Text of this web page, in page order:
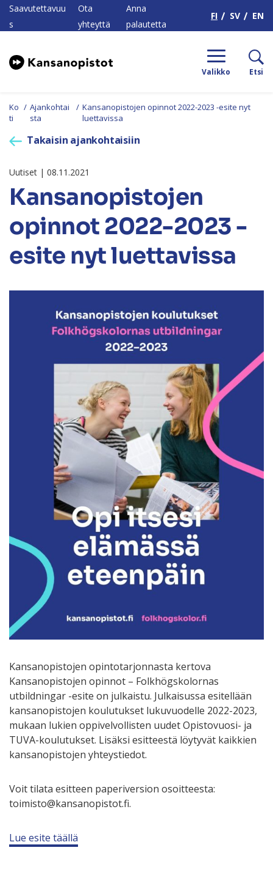
Saavutettavuu
s
Ota
yhteyttä
Anna
palautetta
FI SV EN
Valikko Etsi
Ko
ti
/ Ajankohtai
sta
/ Kansanopistojen opinnot 2022-2023 -esite nyt
luettavissa
Takaisin ajankohtaisiin
Uutiset | 08.11.2021
Kansanopistojen
opinnot 2022-2023 -
esite nyt luettavissa
Kansanopistojen opintotarjonnasta kertova
Kansanopistojen opinnot – Folkhögskolornas
utbildningar -esite on julkaistu. Julkaisussa esitellään
kansanopistojen koulutukset lukuvuodelle 2022-2023,
mukaan lukien oppivelvollisten uudet Opistovuosi- ja
TUVA-koulutukset. Lisäksi esitteestä löytyvät kaikkien
kansanopistojen yhteystiedot.
Voit tilata esitteen paperiversion osoitteesta:
toimisto@kansanopistot.fi.
Lue esite täällä